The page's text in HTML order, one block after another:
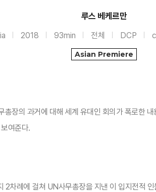
루스 베케르만
2018 93min 전체 DCP
Asian Premiere
장의 과거에 대해 세계 유대인 회의가 폭로한 내
여준다.
차례에 걸쳐 UN사무총장을 지낸 이 입지전적